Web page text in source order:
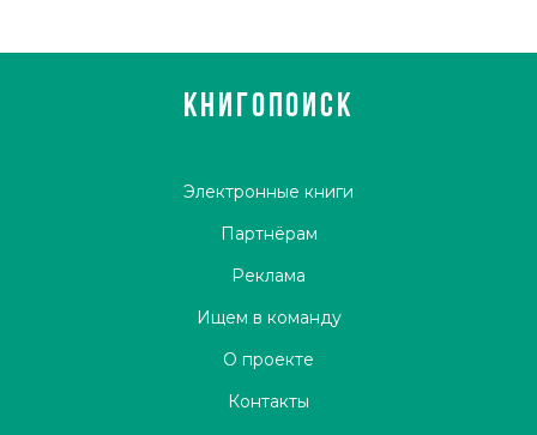
КНИГОПОИСК
Электронные книги
Партнёрам
Реклама
Ищем в команду
О проекте
Контакты